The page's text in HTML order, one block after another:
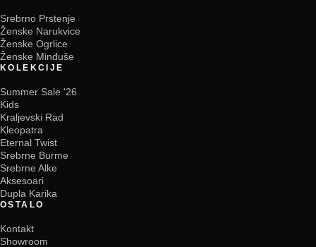
Srebrno Prstenje
Ženske Narukvice
Ženske Ogrlice
Ženske Minđuše
KOLEKCIJE
Summer Sale '26
Kids
Kraljevski Rad
Kleopatra
Eternal Twist
Srebrne Burme
Srebrne Alke
Aksesoari
Dupla Karika
OSTALO
Kontakt
Showroom